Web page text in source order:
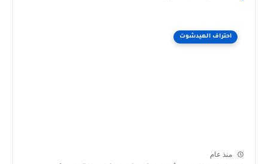
احتراف الهيدشوت
منذ عام